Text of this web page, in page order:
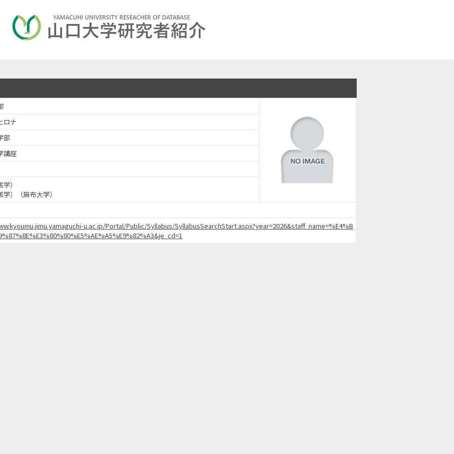
ロナ
部
講座
）
）（麻布大学）
u.ac.jp/Portal/Public/Syllabus/SyllabusSearchStart.aspx?year=2026&staff_name=%E4%B